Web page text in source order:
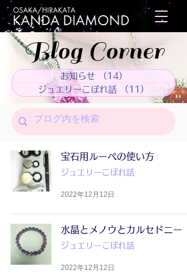
Blog Corner
お知らせ （14）
14件の記事
ジュエリーこぼれ話
（11） 11件の記
宝石用ルーペの使い方
ジュエリーこぼれ話
2022年12月12日
水晶とメノウとカルセドニー
ジュエリーこぼれ話
2022年12月12日